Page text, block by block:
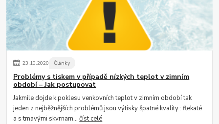
23.10.2020 Články
Problémy s tiskem v případě nízkých teplot v zimním
období – Jak postupovat
Jakmile dojde k poklesu venkovních teplot v zimním období tak
jeden z nejběžnějších problémů jsou výtisky špatné kvality : flekaté
a s tmavými skvrnam...číst celé